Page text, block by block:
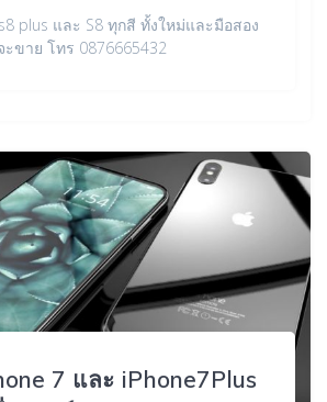
plus และ S8 ทุกสี ทั้งใหม่และมือสอง
ะขาย โทร 0876665432
7 และ iPhone7Plus